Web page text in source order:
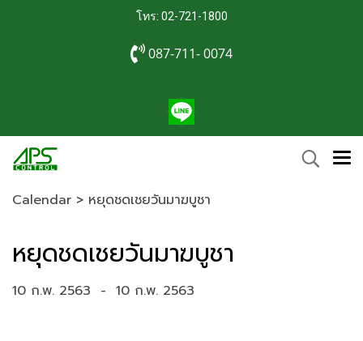
โทร: 02-721-1800
087-711- 0074
Calendar > หยุดชดเชยวันมาฆบูชา
หยุดชดเชยวันมาฆบูชา
10 ก.พ. 2563 - 10 ก.พ. 2563